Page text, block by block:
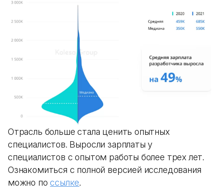
Отрасль больше стала ценить опытных
специалистов. Выросли зарплаты у
специалистов с опытом работы более трех лет.
Ознакомиться с полной версией исследования
можно поссылке.